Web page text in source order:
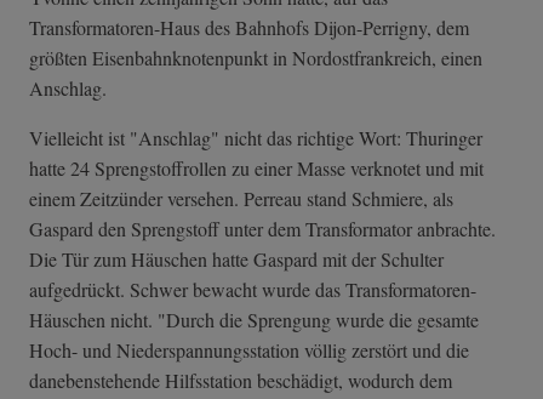
Transformatoren-Haus des Bahnhofs Dijon-Perrigny, dem
größten Eisenbahnknotenpunkt in Nordostfrankreich, einen
Anschlag.
Vielleicht ist "Anschlag" nicht das richtige Wort: Thuringer
hatte 24 Sprengstoffrollen zu einer Masse verknotet und mit
einem Zeitzünder versehen. Perreau stand Schmiere, als
Gaspard den Sprengstoff unter dem Transformator anbrachte.
Die Tür zum Häuschen hatte Gaspard mit der Schulter
aufgedrückt. Schwer bewacht wurde das Transformatoren-
Häuschen nicht. "Durch die Sprengung wurde die gesamte
Hoch- und Niederspannungsstation völlig zerstört und die
danebenstehende Hilfsstation beschädigt, wodurch dem